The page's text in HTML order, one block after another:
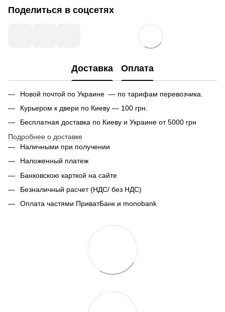
Поделиться в соцсетях
Доставка Оплата
Новой почтой по Украине — по тарифам перевозчика.
Курьером к двери по Киеву — 100 грн.
Бесплатная доставка по Киеву и Украине от 5000 грн
Подробнее о доставке
Наличными при получении
Наложенный платеж
Банковскою карткой на сайте
Безналичный расчет (НДС/ без НДС)
Оплата частями ПриватБанк и monobank